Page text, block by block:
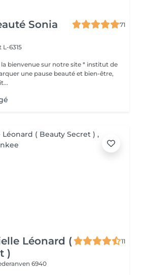
Sonia
71
L-6315
bienvenue sur notre site * institut de
Léonard (
)
11
6940